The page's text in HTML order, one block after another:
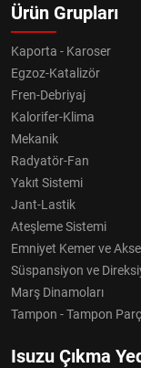
Ürün Grupları
Kaporta - Karoser
Egzoz-Katalizör
Fren-Debriyaj
Kalorifer-Klima
Mekanik
Radyatör-Fan
Yakıt Sistemi
Jant-Lastik
Ateşleme Sistemi
Emniyet Kemer ve
Süspansiyon ve
Marş Dinamoları
Tampon - Tampon
Isuzu Çıkma